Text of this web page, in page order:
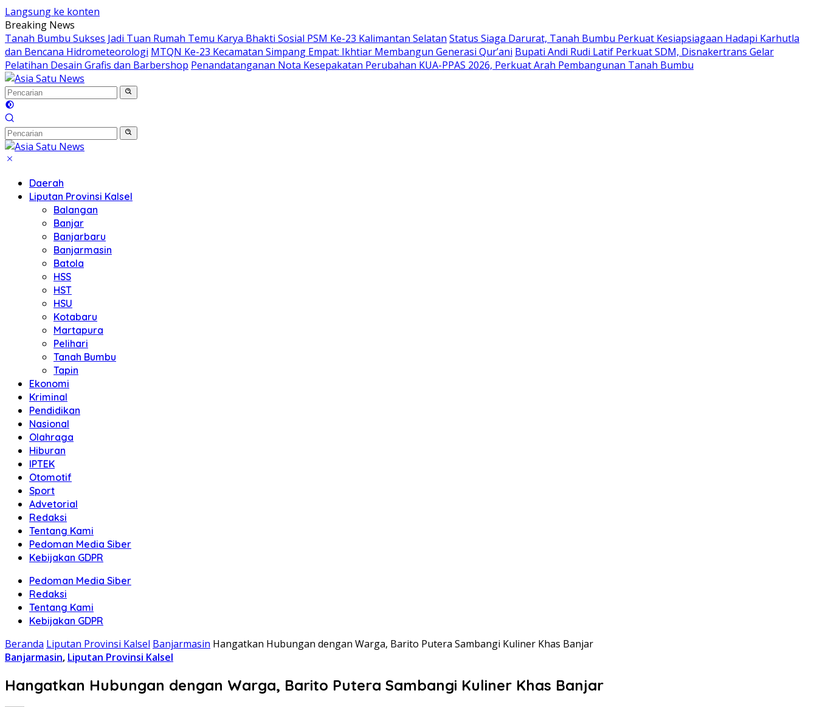
Langsung ke konten
Breaking News
Tanah Bumbu Sukses Jadi Tuan Rumah Temu Karya Bhakti Sosial PSM Ke-23 Kalimantan Selatan Status Siaga Darurat, Tanah Bumbu Perkuat Kesiapsiagaan Hadapi Karhutla
dan Bencana Hidrometeorologi MTQN Ke-23 Kecamatan Simpang Empat: Ikhtiar Membangun Generasi Qur’ani Bupati Andi Rudi Latif Perkuat SDM, Disnakertrans Gelar
Pelatihan Desain Grafis dan Barbershop Penandatanganan Nota Kesepakatan Perubahan KUA-PPAS 2026, Perkuat Arah Pembangunan Tanah Bumbu
Daerah
Liputan Provinsi Kalsel
Balangan
Banjar
Banjarbaru
Banjarmasin
Batola
HSS
HST
HSU
Kotabaru
Martapura
Pelihari
Tanah Bumbu
Tapin
Ekonomi
Kriminal
Pendidikan
Nasional
Olahraga
Hiburan
IPTEK
Otomotif
Sport
Advetorial
Redaksi
Tentang Kami
Pedoman Media Siber
Kebijakan GDPR
Pedoman Media Siber
Redaksi
Tentang Kami
Kebijakan GDPR
Beranda Liputan Provinsi Kalsel Banjarmasin Hangatkan Hubungan dengan Warga, Barito Putera Sambangi Kuliner Khas Banjar
Banjarmasin, Liputan Provinsi Kalsel
Hangatkan Hubungan dengan Warga, Barito Putera Sambangi Kuliner Khas Banjar